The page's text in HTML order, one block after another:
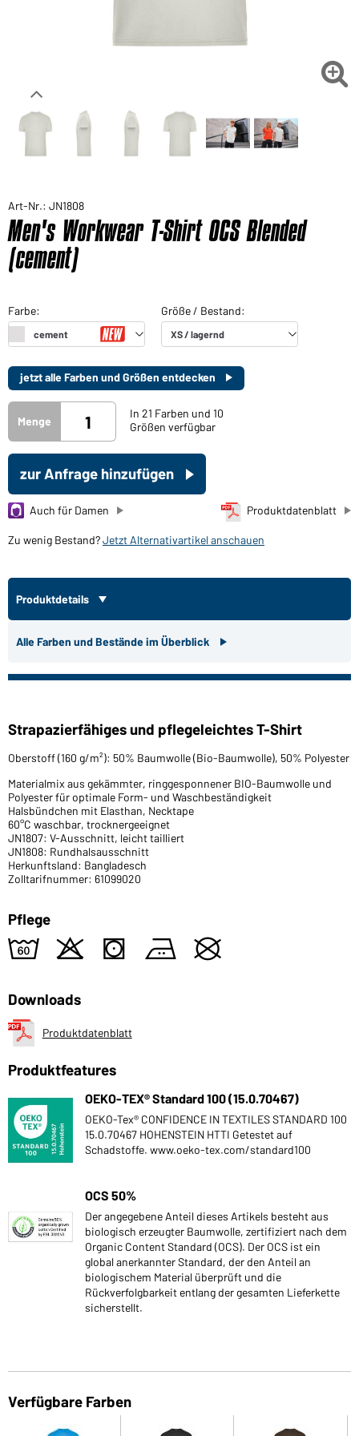

Art-Nr.: JN1808
Men's Workwear T-Shirt OCS Blended
(cement)
jetzt alle Farben und Größen entdecken
Menge
In 21 Farben und 10
Größen verfügbar
zur Anfrage hinzufügen
Produktdatenblatt
Auch für Damen
Zu wenig Bestand?Jetzt Alternativartikel anschauen
Produktdetails
Alle Farben und Bestände im Überblick
Strapazierfähiges und pflegeleichtes T-Shirt
Oberstoff (160 g/m²): 50% Baumwolle (Bio-Baumwolle), 50% Polyester
Materialmix aus gekämmter, ringgesponnener BIO-Baumwolle und
Polyester für optimale Form- und Waschbeständigkeit
Halsbündchen mit Elasthan, Necktape
60°C waschbar, trocknergeeignet
JN1807: V-Ausschnitt, leicht tailliert
JN1808: Rundhalsausschnitt
Herkunftsland: Bangladesch
Zolltarifnummer: 61099020
Pflege
4 o s b U
Downloads
Produktdatenblatt
Produktfeatures
OEKO-TEX® Standard 100 (15.0.70467)
OEKO-Tex® CONFIDENCE IN TEXTILES STANDARD 100
15.0.70467 HOHENSTEIN HTTI Getestet auf
Schadstoffe. www.oeko-tex.com/standard100
OCS 50%
Der angegebene Anteil dieses Artikels besteht aus
biologisch erzeugter Baumwolle, zertifiziert nach dem
Organic Content Standard (OCS). Der OCS ist ein
global anerkannter Standard, der den Anteil an
biologischem Material überprüft und die
Rückverfolgbarkeit entlang der gesamten Lieferkette
sicherstellt.
Verfügbare Farben